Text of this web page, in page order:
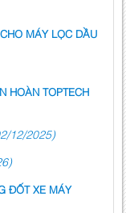
MÁY LỌC DẦU
HOÀN TOPTECH
12/2025)
ĐỐT XE MÁY